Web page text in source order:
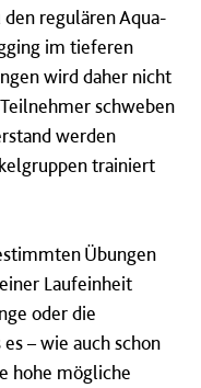
regulären Aqua-
im tieferen
wird daher nicht
schweben
werden
trainiert
Übungen
Laufeinheit
oder die
– wie auch schon
hohe mögliche